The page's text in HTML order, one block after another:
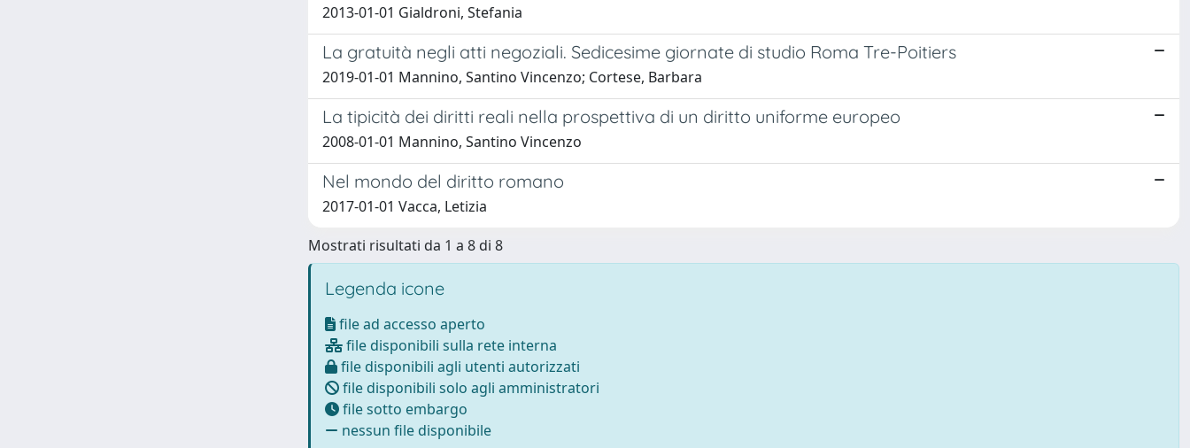
2013-01-01 Gialdroni, Stefania
La gratuità negli atti negoziali. Sedicesime giornate di studio Roma Tre-Poitiers
2019-01-01 Mannino, Santino Vincenzo; Cortese, Barbara
La tipicità dei diritti reali nella prospettiva di un diritto uniforme europeo
2008-01-01 Mannino, Santino Vincenzo
Nel mondo del diritto romano
2017-01-01 Vacca, Letizia
Mostrati risultati da 1 a 8 di 8
Legenda icone
file ad accesso aperto
file disponibili sulla rete interna
file disponibili agli utenti autorizzati
file disponibili solo agli amministratori
file sotto embargo
nessun file disponibile